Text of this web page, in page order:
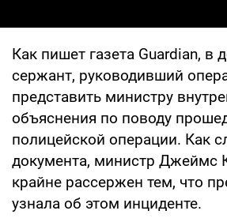
Как пишет газета Guardian, в
сержант, руководивший
представить министру
объяснения по поводу
полицейской операции. Как
документа, министр Джеймс
крайне рассержен тем, что
узнала об этом инциденте.